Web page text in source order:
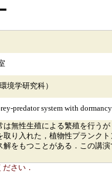
境学研究科）
predator system with
無性生殖による繁殖を行う
り入れた，植物性プランク
をもつことがある．この講
さい．